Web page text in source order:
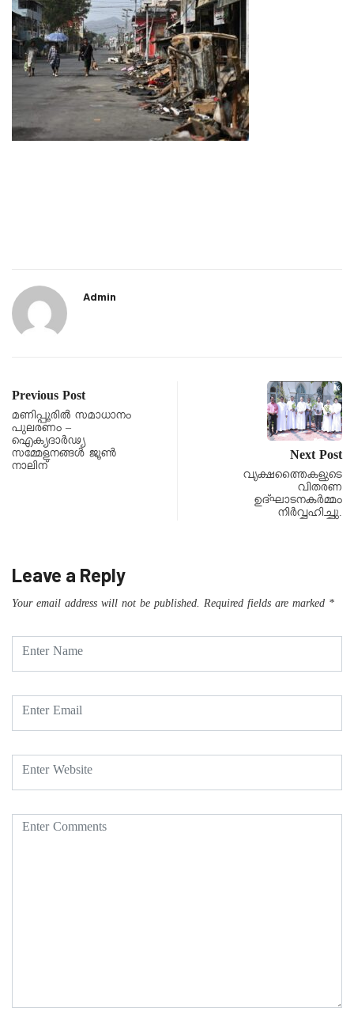
Admin
Previous Post
മണിപ്പൂരിൽ സമാധാനം
പുലരണം –
ഐക്യദാർഢ്യ
സമ്മേളനങ്ങൾ ജൂൺ
നാലിന്
Next Post
വൃക്ഷത്തൈകളുടെ
വിതരണ
ഉദ്ഘാടനകര്‍മ്മം
നിര്‍വ്വഹിച്ചു.
Leave a Reply
Your email address will not be published. Required fields are marked *